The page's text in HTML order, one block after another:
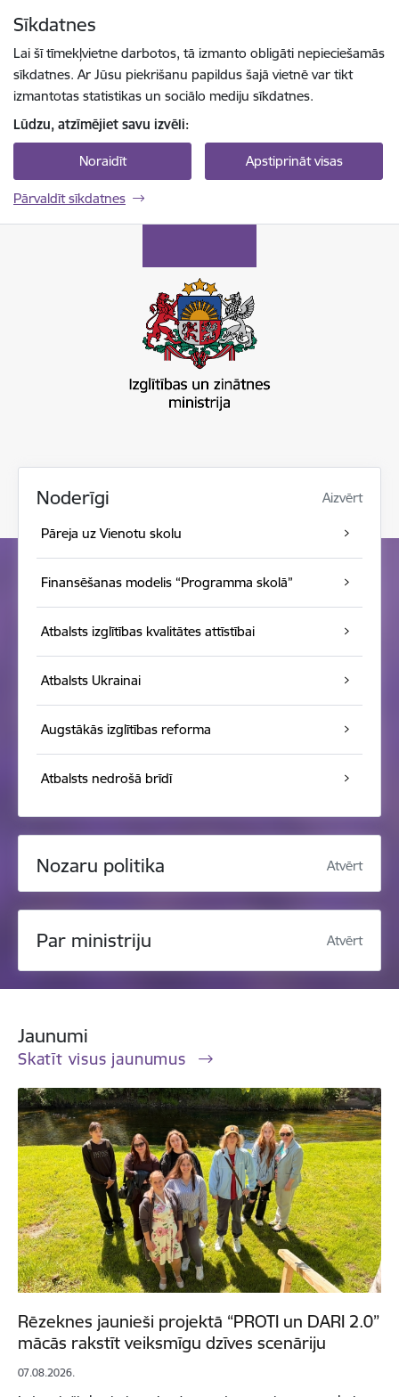
Sīkdatnes
Lai šī tīmekļvietne darbotos, tā izmanto obligāti nepieciešamās
sīkdatnes. Ar Jūsu piekrišanu papildus šajā vietnē var tikt
izmantotas statistikas un sociālo mediju sīkdatnes.
Lūdzu, atzīmējiet savu izvēli:
Noraidīt Apstiprināt visas
Pārvaldīt sīkdatnes
Noderīgi Aizvērt
Pāreja uz Vienotu skolu
Finansēšanas modelis “Programma skolā”
Atbalsts izglītības kvalitātes attīstībai
Atbalsts Ukrainai
Augstākās izglītības reforma
Atbalsts nedrošā brīdī
Nozaru politika Atvērt
Par ministriju Atvērt
Jaunumi
Skatīt visus jaunumus
Rēzeknes jaunieši projektā “PROTI un DARI 2.0”
mācās rakstīt veiksmīgu dzīves scenāriju
07.08.2026.